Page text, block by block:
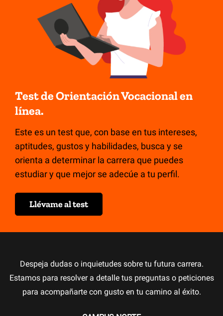
Test de Orientación Vocacional en
línea.
Este es un test que, con base en tus intereses,
aptitudes, gustos y habilidades, busca y se
orienta a determinar la carrera que puedes
estudiar y que mejor se adecúe a tu perfil.
Llévame al test
Despeja dudas o inquietudes sobre tu futura carrera.
Estamos para resolver a detalle tus preguntas o peticiones
para acompañarte con gusto en tu camino al éxito.